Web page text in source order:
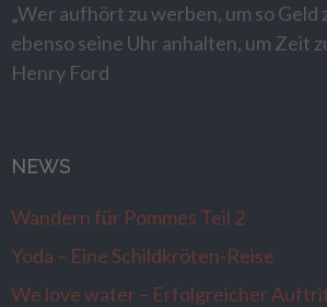
„Wer aufhört zu werben, um so Geld
ebenso seine Uhr anhalten, um Zeit
Henry Ford
NEWS
Wandern für Pommes Teil 2
Yoda – Eine Schildkröten-Reise
We love water – Erfolgreicher